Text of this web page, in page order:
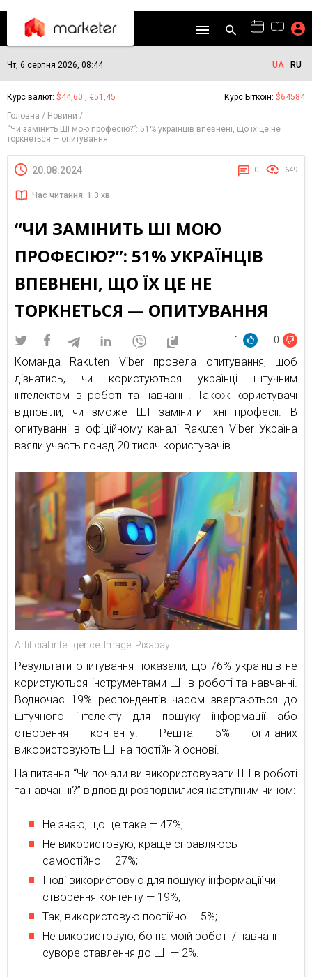
Чт, 6 серпня 2026, 08:44 UA RU
Курс валют: $44,60 , €51,45 Курс Біткоїн: $64584
Головна
Новини
“Чи замінить ШІ мою професію?”: 51% українців впевнені, що їх це не
торкнеться — опитування
20.08.2024 0 649
Час читання: 1.3 хв.
“ЧИ ЗАМІНИТЬ ШІ МОЮ
ПРОФЕСІЮ?”: 51% УКРАЇНЦІВ
ВПЕВНЕНІ, ЩО ЇХ ЦЕ НЕ
ТОРКНЕТЬСЯ — ОПИТУВАННЯ
1 0
Команда Rakuten Viber провела опитування, щоб
дізнатись, чи користуються українці штучним
інтелектом в роботі та навчанні. Також користувачі
відповіли, чи зможе ШІ замінити їхні професії. В
опитуванні в офіційному каналі Rakuten Viber Україна
взяли участь понад 20 тисяч користувачів.
Artificial intelligence. Image: Pixabay
Результати опитування показали, що 76% українців не
користуються інструментами ШІ в роботі та навчанні.
Водночас 19% респондентів часом звертаються до
штучного інтелекту для пошуку інформації або
створення контенту. Решта 5% опитаних
використовують ШІ на постійній основі.
На питання “Чи почали ви використовувати ШІ в роботі
та навчанні?” відповіді розподілилися наступним чином:
Не знаю, що це таке — 47%;
Не використовую, краще справляюсь
самостійно — 27%;
Іноді використовую для пошуку інформації чи
створення контенту — 19%;
Так, використовую постійно — 5%;
Не використовую, бо на моїй роботі / навчанні
суворе ставлення до ШІ — 2%.